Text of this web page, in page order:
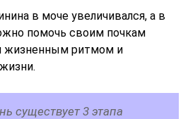
в моче увеличивался, а в
помочь своим почкам
жизненным ритмом и
существует 3 этапа